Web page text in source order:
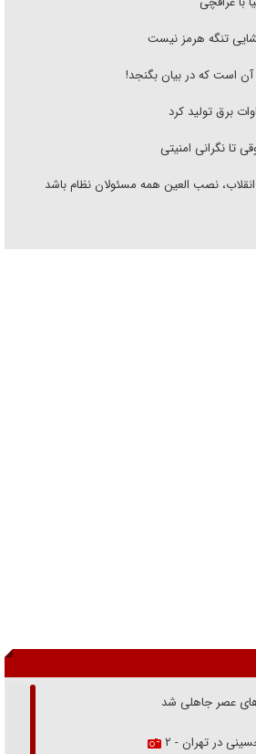
تنگه هرمز نیست
آن است که در بیان بگنجد!
تا نگرانی امنیتی
نصب العین همه مسئولان نظام باشد
عصر جاهلی شد
در تهران - ۲